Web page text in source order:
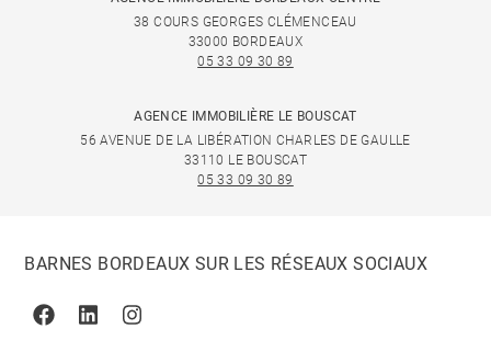
38 COURS GEORGES CLÉMENCEAU
33000 BORDEAUX
05 33 09 30 89
AGENCE IMMOBILIÈRE LE BOUSCAT
56 AVENUE DE LA LIBÉRATION CHARLES DE GAULLE
33110 LE BOUSCAT
05 33 09 30 89
BARNES BORDEAUX SUR LES RÉSEAUX SOCIAUX
FacebookLinkedinInstagram